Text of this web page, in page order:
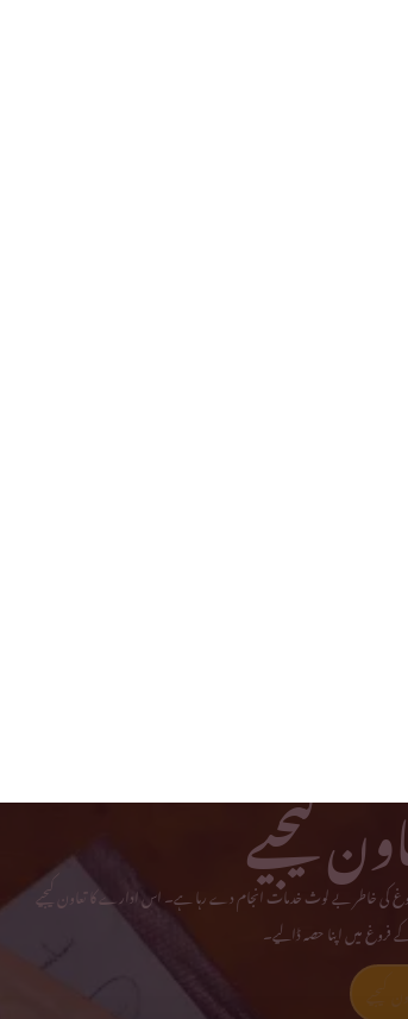
کیجیے
فروغ کی خاطر بے لوث خدمات انجام دے رہا ہے۔ اس ادارے کا تعاون کیجیے
کے فروغ میں اپنا حصہ ڈالیے۔